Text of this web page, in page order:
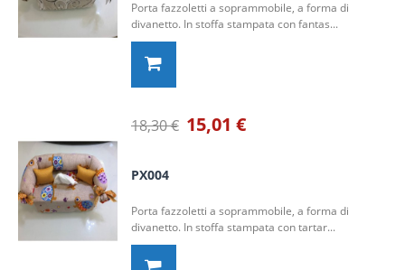
Porta fazzoletti a soprammobile, a forma di
divanetto. In stoffa stampata con fantas...
18,30 € 15,01 €
PX004
Porta fazzoletti a soprammobile, a forma di
divanetto. In stoffa stampata con tartar...